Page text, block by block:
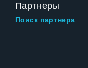
Партнеры
Поиск партнера